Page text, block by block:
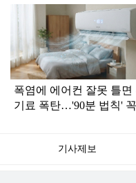
라
폭염에 에어컨 잘못 틀면
기료 폭탄…'90분 법칙' 꼭
기사제보